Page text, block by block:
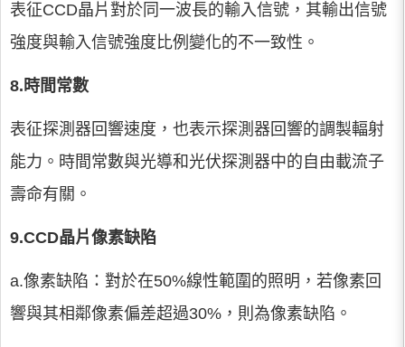
表征CCD晶片對於同一波長的輸入信號，其輸出信號
強度與輸入信號強度比例變化的不一致性。
8.時間常數
表征探測器回響速度，也表示探測器回響的調製輻射
能力。時間常數與光導和光伏探測器中的自由載流子
壽命有關。
9.CCD晶片像素缺陷
a.像素缺陷：對於在50%線性範圍的照明，若像素回
響與其相鄰像素偏差超過30%，則為像素缺陷。